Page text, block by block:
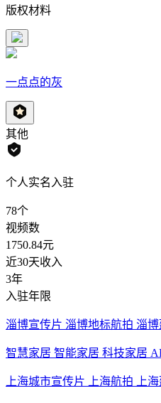
版权材料
一点点的灰
其他
个人实名入驻
78个
视频数
1750.84元
近30天收入
3年
入驻年限
淄博宣传片 淄博地标航拍 淄
智慧家居 智能家居 科技家居
上海城市宣传片 上海航拍 上